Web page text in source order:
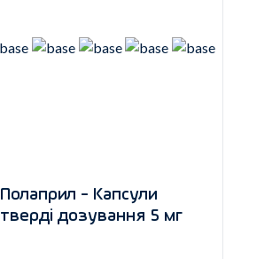
Полаприл - Капсули
тверді дозування 5 мг